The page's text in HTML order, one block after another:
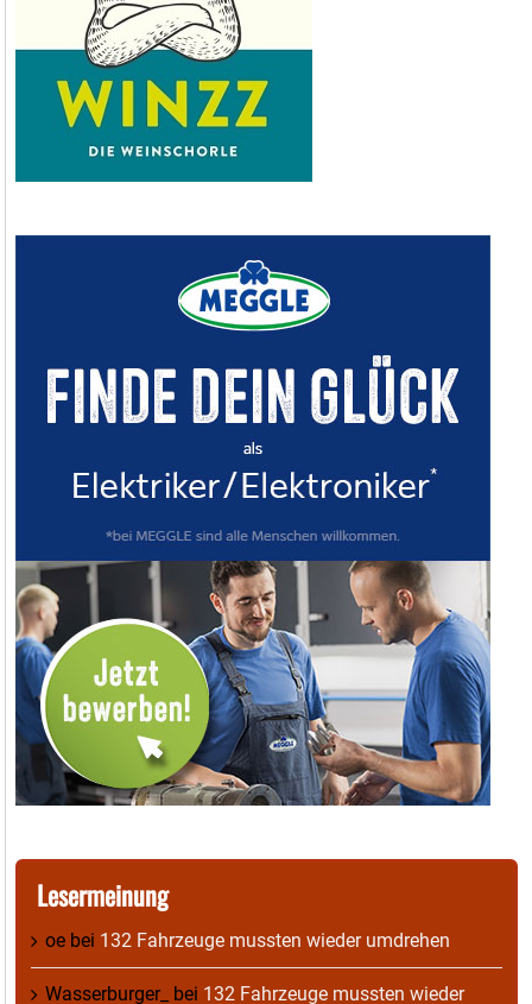
Lesermeinung
oe bei 132 Fahrzeuge mussten wieder umdrehen
Wasserburger_ bei 132 Fahrzeuge mussten wieder